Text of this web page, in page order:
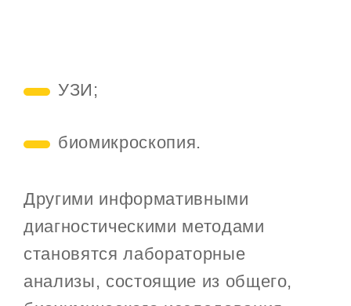
УЗИ;
биомикроскопия.
Другими информативными
диагностическими методами
становятся лабораторные
анализы, состоящие из общего,